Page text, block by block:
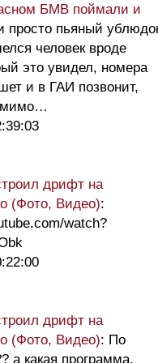
БМВ поймали и
просто пьяный
человек вроде
это увидел, номера
и в ГАИ позвонит,
мимо…
дрифт на
(Фото, Видео):
watch?
дрифт на
(Фото, Видео): По
а какая программа,